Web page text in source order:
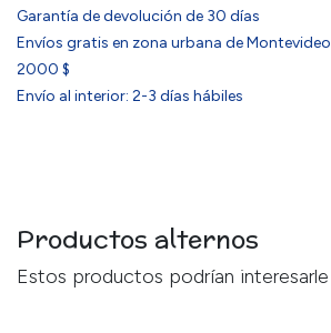
Garantía de devolución de 30 días
Envíos gratis en zona urbana de
2000 $
Envío al interior: 2-3 días hábiles
Productos alternos
Estos productos podrían interesarle